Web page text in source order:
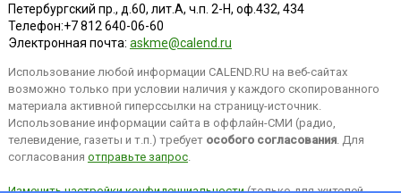
Петербургский пр., д.60, лит.А, ч.п. 2-Н, оф.432, 434
Телефон:+7 812 640-06-60
Электронная почта: askme@calend.ru
Использование любой информации CALEND.RU на веб-сайтах
возможно только при условии наличия у каждого скопированного
материала активной гиперссылки на страницу-источник.
Использование информации сайта в оффлайн-СМИ (радио,
телевидение, газеты и т.п.) требует особого согласования. Для
согласования отправьте запрос.